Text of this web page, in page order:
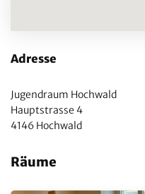
Adresse
Jugendraum Hochwald
Hauptstrasse 4
4146 Hochwald
Räume